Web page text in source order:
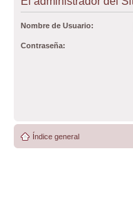
Nombre de Usuario:
Contraseña:
Índice general